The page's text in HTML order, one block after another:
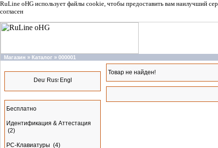
RuLine oHG использует файлы cookie, чтобы предоставить вам наилучший
согласен
Магазин » Каталог » 000001
Бесплатно
Идентификация & Аттестация
(2)
PC-Клавиатуры (4)
Товар не найден!